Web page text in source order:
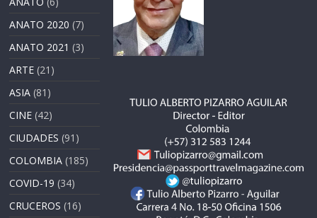
ANATO 2020 (7)
ANATO 2021 (3)
ARTE (21)
ASIA (81)
CINE (42)
CIUDADES (91)
COLOMBIA (185)
COVID-19 (34)
CRUCEROS (16)